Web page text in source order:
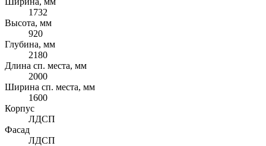
1732
Высота, мм
920
Глубина, мм
2180
Длина сп. места, мм
2000
Ширина сп. места, мм
1600
Корпус
ЛДСП
Фасад
ЛДСП